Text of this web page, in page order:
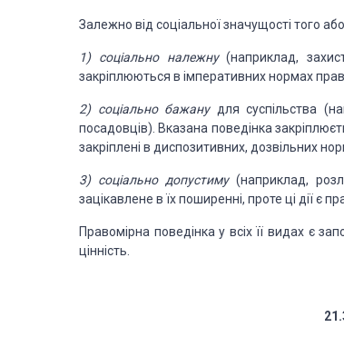
Залежно від соціальноїзначущості того
1) соціально належну(наприклад,
закріплюються в імперативних нормах
2) соціально бажану для суспільства
посадовців). Вказана поведінка
закріплені в диспозитивних, дозвільних
3) соціально допустиму(наприклад,
зацікавлене в їхпоширенні, проте ці дії є
Правомірна поведінка у всіх її видах є
цінність.